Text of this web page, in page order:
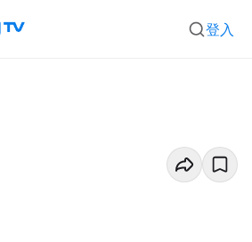
登入